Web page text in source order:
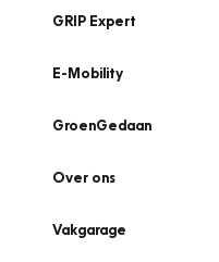
GRIP Expert
E-Mobility
GroenGedaan
Over ons
Vakgarage